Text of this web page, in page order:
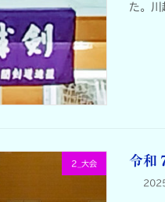
た。
2_大会 令和